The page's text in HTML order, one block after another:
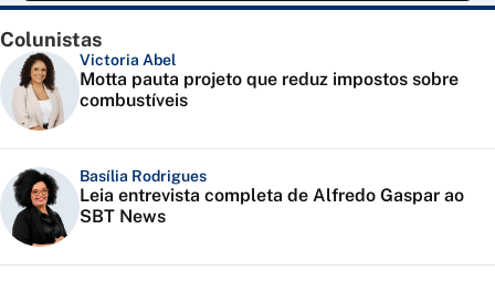
Colunistas
Victoria Abel
Motta pauta projeto que reduz impostos sobre
combustíveis
Basília Rodrigues
Leia entrevista completa de Alfredo Gaspar ao
SBT News